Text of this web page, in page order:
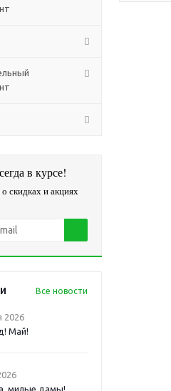
в курсе!
скидках и акциях
Все новости
2026
Май!
милые дамы!